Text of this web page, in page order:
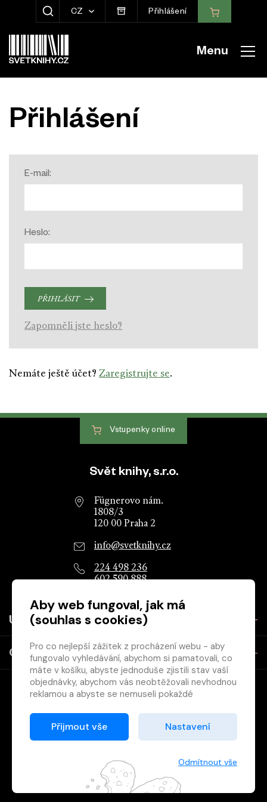
ZOBRAZIT HLEDÁNÍ
CZ Přihlášení
Menu
Přihlášení
E-mail:
Heslo:
PŘIHLÁSIT
Zapomněli jste heslo?
Nemáte ještě účet? Zaregistrujte se.
Patička webu
Vstupenky online
Svět knihy, s.r.o.
Fügnerovo nám.
1808/3
120 00 Praha 2
info@svetknihy.cz
224 498 236
602 590 888
Užitečné
O společnosti
knihkupců a nakladatelů.
VytištěnoGrand IT s.r.o.
Aby web fungoval, jak má
(souhlas s cookies)
Pro co nejlepší zážitek z procházení webu - aby
fungovalo vyhledávání, abychom si pamatovali, co
máte v košíku, abyste jednoduše zjistili stav vaší
objednávky, abychom vás neobtěžovali nevhodnou
reklamou a abyste se nemuseli pokaždé
Proto od vás potřebujeme souhlas se
zpracováním souborů cookies
Děkujeme, že nám ho dáte a pomůžete nám tak
Přijmout vše Nastavení
Odmítnout vše